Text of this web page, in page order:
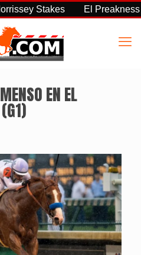
Stakes El Preakness
EN EL